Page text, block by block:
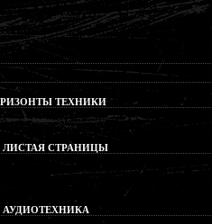
ТЕХНИКИ
ЛИСТАЯ СТРАНИЦЫ
АУДИОТЕХНИКА